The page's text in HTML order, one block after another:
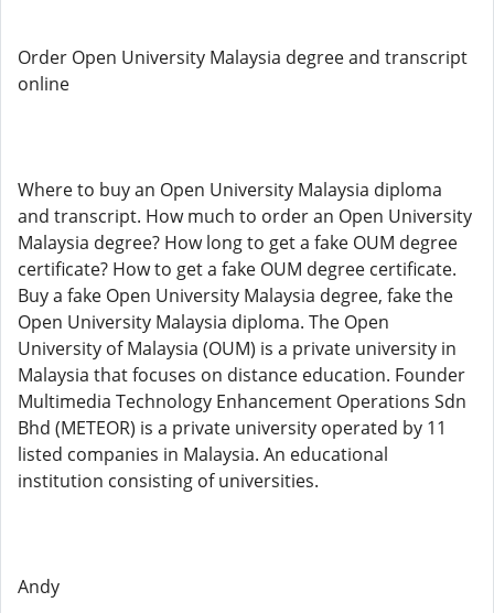
Order Open University Malaysia degree and transcript
online
Where to buy an Open University Malaysia diploma
and transcript. How much to order an Open University
Malaysia degree? How long to get a fake OUM degree
certificate? How to get a fake OUM degree certificate.
Buy a fake Open University Malaysia degree, fake the
Open University Malaysia diploma. The Open
University of Malaysia (OUM) is a private university in
Malaysia that focuses on distance education. Founder
Multimedia Technology Enhancement Operations Sdn
Bhd (METEOR) is a private university operated by 11
listed companies in Malaysia. An educational
institution consisting of universities.
Andy